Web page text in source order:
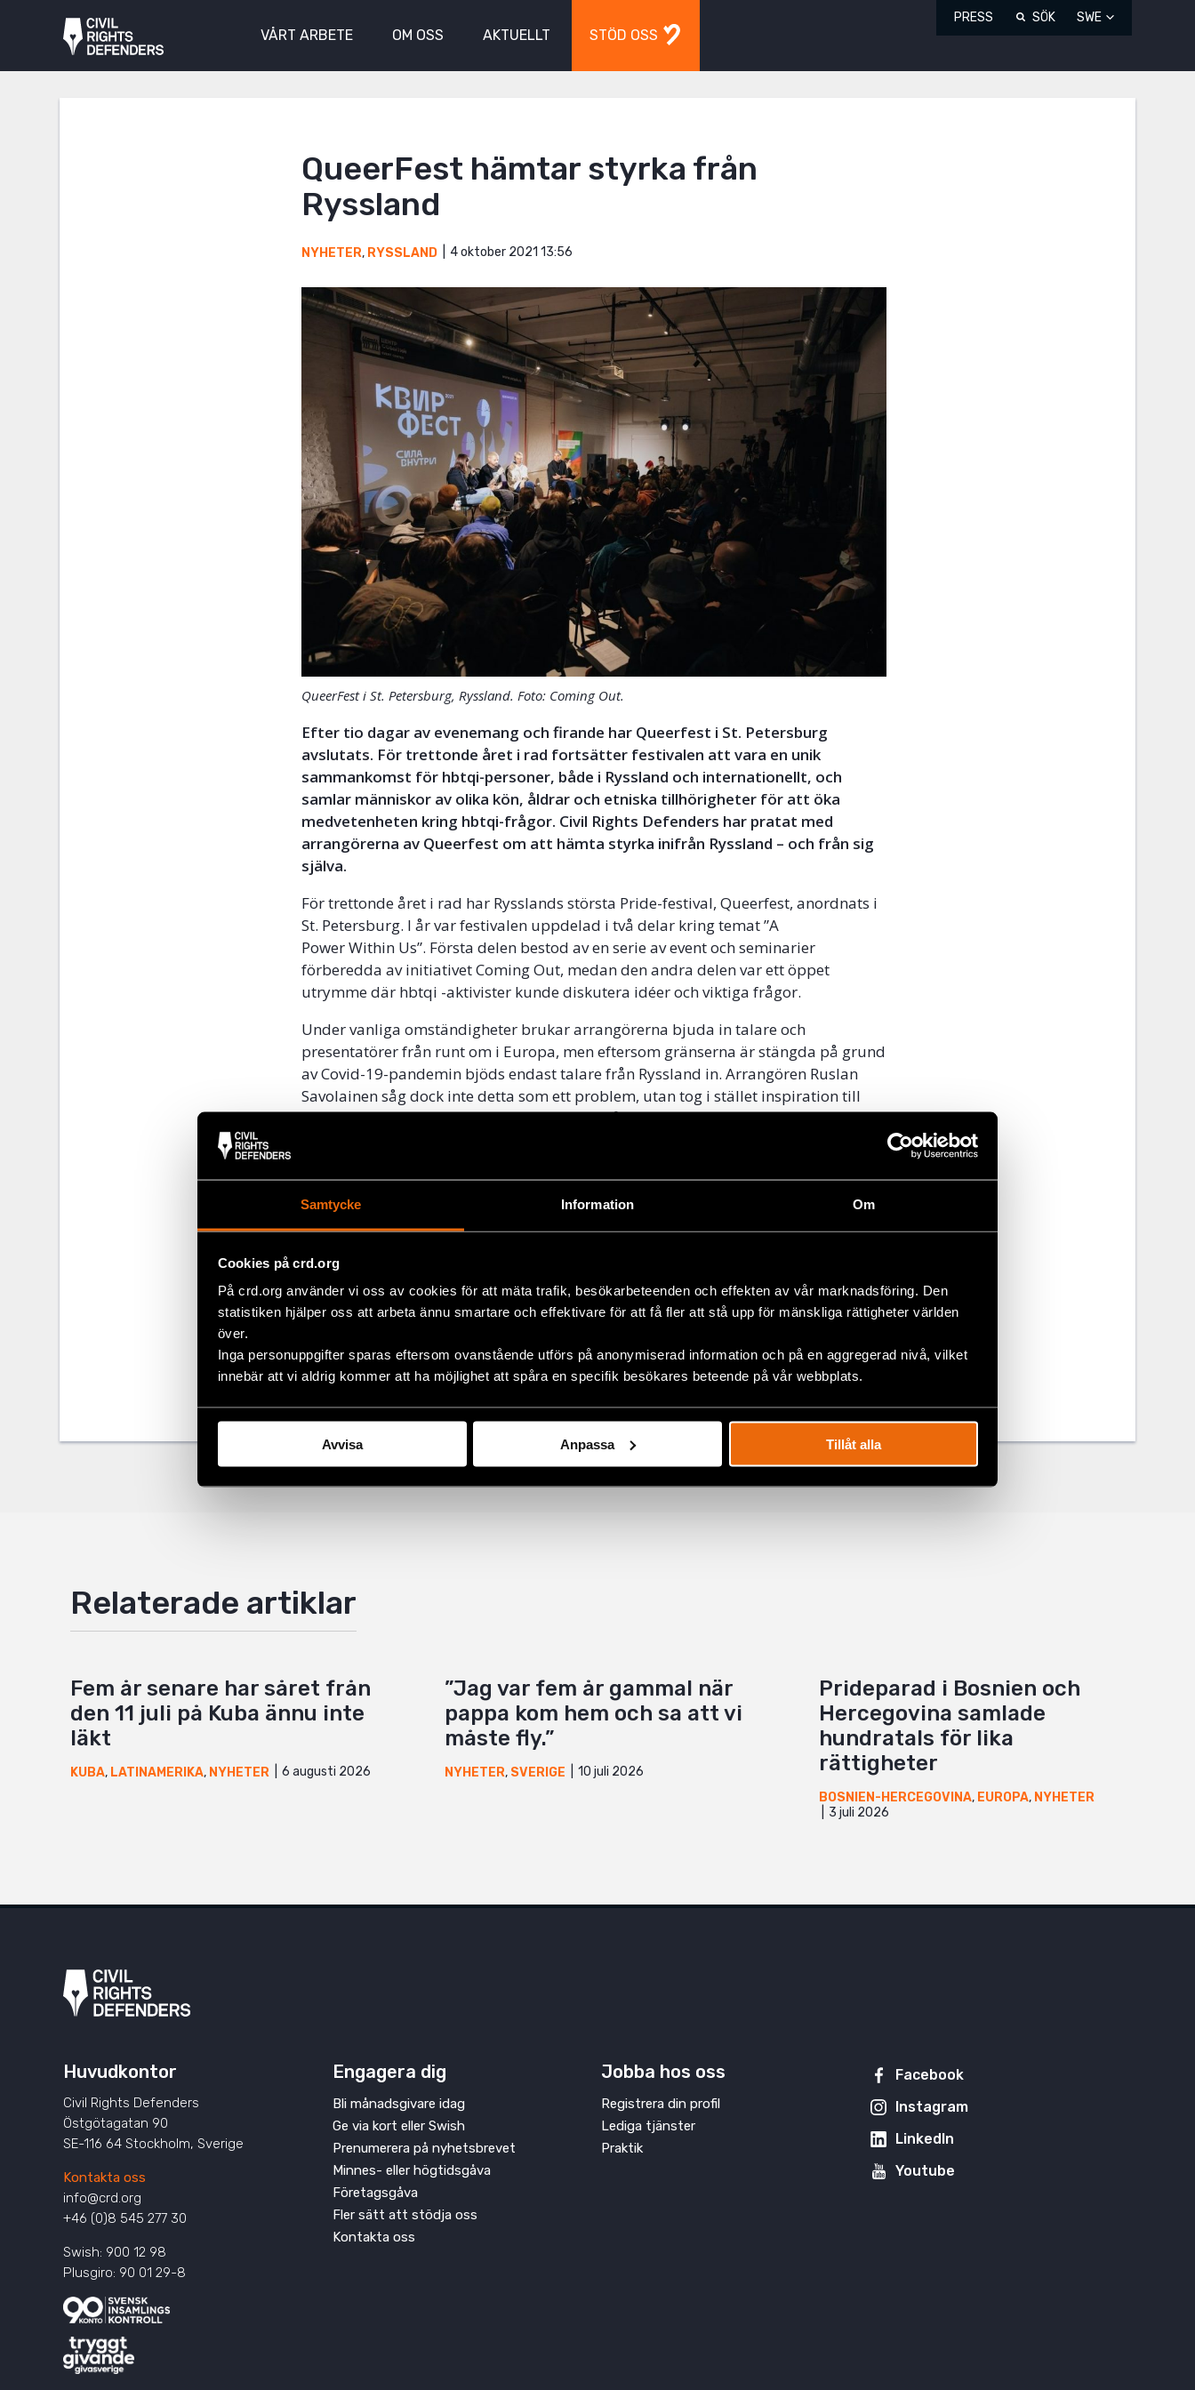
Samtycke Information Om
Cookies på crd.org
På crd.org använder vi oss av cookies för att mäta trafik, besökarbeteenden och effekten av vår marknadsföring. Den
statistiken hjälper oss att arbeta ännu smartare och effektivare för att få fler att stå upp för mänskliga rättigheter världen
över.
Inga personuppgifter sparas eftersom ovanstående utförs på anonymiserad information och på en aggregerad nivå, vilket
innebär att vi aldrig kommer att ha möjlighet att spåra en specifik besökares beteende på vår webbplats.
Avvisa Anpassa Tillåt alla
VÅRT ARBETE OM OSS AKTUELLT STÖD OSS
PRESS SÖK SWE
QueerFest hämtar styrka från
Ryssland
NYHETER, RYSSLAND 4 oktober 2021 13:56
QueerFest i St. Petersburg, Ryssland. Foto: Coming Out.
Efter tio dagar av evenemang och firande har Queerfest i St. Petersburg
avslutats. För trettonde året i rad fortsätter festivalen att vara en unik
sammankomst för hbtqi-personer, både i Ryssland och internationellt, och
samlar människor av olika kön, åldrar och etniska tillhörigheter för att öka
medvetenheten kring hbtqi-frågor. Civil Rights Defenders har pratat med
arrangörerna av Queerfest om att hämta styrka inifrån Ryssland – och från sig
själva.
För trettonde året i rad har Rysslands största Pride-festival, Queerfest, anordnats i
St. Petersburg. I år var festivalen uppdelad i två delar kring temat ”A
Power Within Us”. Första delen bestod av en serie av event och seminarier
förberedda av initiativet Coming Out, medan den andra delen var ett öppet
utrymme där hbtqi -aktivister kunde diskutera idéer och viktiga frågor.
Under vanliga omständigheter brukar arrangörerna bjuda in talare och
presentatörer från runt om i Europa, men eftersom gränserna är stängda på grund
av Covid-19-pandemin bjöds endast talare från Ryssland in. Arrangören Ruslan
Savolainen såg dock inte detta som ett problem, utan tog i stället inspiration till
temat ”A Power Within Us” och fokuserade på att lyfta Rysslands växande hbtqi-
QueerFest har blivit Rysslands största Pride-festival och samlar människor från
hela landet. Besökarna är människor med olika bakgrund och erfarenheter som
Läs hela artikeln på
Facebook
Mail
Taggar Aktuellt,Eurasien,Hbtqi-personers rättigheter
Relaterade artiklar
Fem år senare har såret från
den 11 juli på Kuba ännu inte
läkt
KUBA, LATINAMERIKA, NYHETER 6 augusti 2026
”Jag var fem år gammal när
pappa kom hem och sa att vi
måste fly.”
NYHETER, SVERIGE 10 juli 2026
Prideparad i Bosnien och
Hercegovina samlade
hundratals för lika
rättigheter
BOSNIEN-HERCEGOVINA, EUROPA, NYHETER
3 juli 2026
Huvudkontor
Civil Rights Defenders
Östgötagatan 90
SE-116 64 Stockholm, Sverige
Kontakta oss
info@crd.org
+46 (0)8 545 277 30
Swish: 900 12 98
Plusgiro: 90 01 29-8
Engagera dig
Bli månadsgivare idag
Ge via kort eller Swish
Prenumerera på nyhetsbrevet
Minnes- eller högtidsgåva
Företagsgåva
Fler sätt att stödja oss
Kontakta oss
Jobba hos oss
Registrera din profil
Lediga tjänster
Praktik
Facebook
Instagram
LinkedIn
Youtube